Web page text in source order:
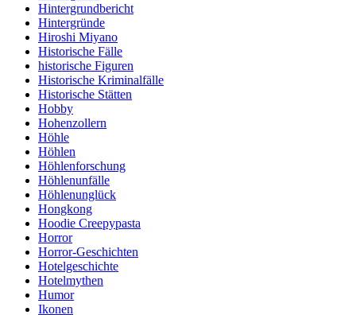
Hintergrundbericht
Hintergründe
Hiroshi Miyano
Historische Fälle
historische Figuren
Historische Kriminalfälle
Historische Stätten
Hobby
Hohenzollern
Höhle
Höhlen
Höhlenforschung
Höhlenunfälle
Höhlenunglück
Hongkong
Hoodie Creepypasta
Horror
Horror-Geschichten
Hotelgeschichte
Hotelmythen
Humor
Ikonen